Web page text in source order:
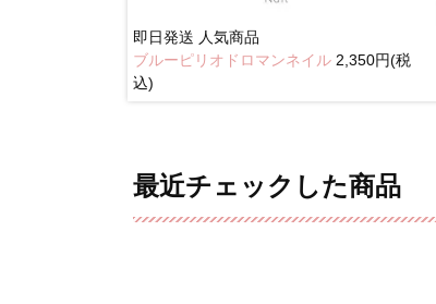
即日発送 人気商品
ブルーピリオドロマンネイル 2,350円(税
込)
最近チェックした商品